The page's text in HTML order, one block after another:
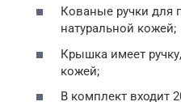
Кованые ручки для
натуральной кожей;
Крышка имеет
кожей;
В комплект входит